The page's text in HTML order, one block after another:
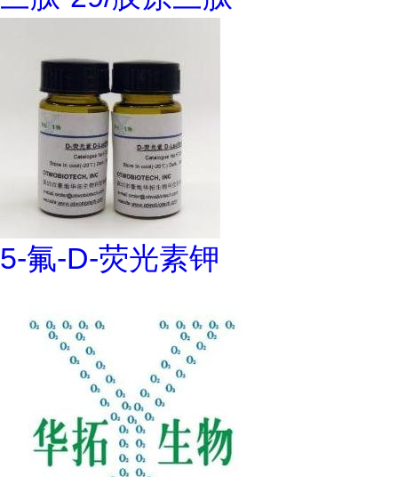
5-氟-D-荧光素钾